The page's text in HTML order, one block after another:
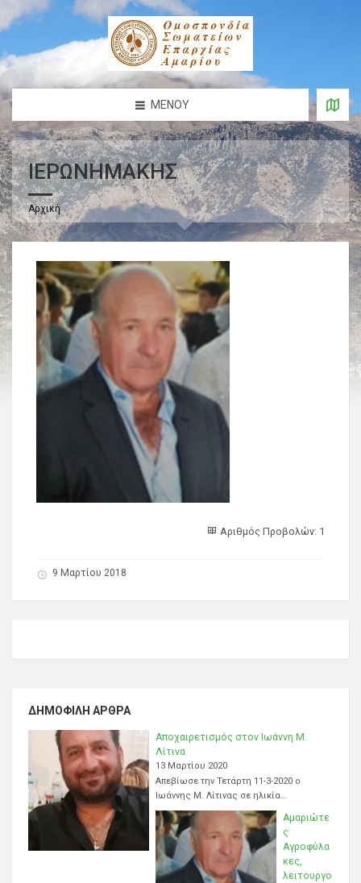
ΜΕΝΟΎ
ΙΕΡΩΝΗΜΑΚΗΣ
Αρχική
Αριθμός Προβολών: 1
9 Μαρτίου 2018
ΔΗΜΟΦΙΛΉ ΆΡΘΡΑ
Αποχαιρετισμός στον Ιωάννη Μ.
Λίτινα
13 Μαρτίου 2020
Απεβίωσε την Τετάρτη 11-3-2020 ο
Ιωάννης Μ. Λίτινας σε ηλικία…
Αμαριώτε
ς
Αγροφύλα
κες,
λειτουργο